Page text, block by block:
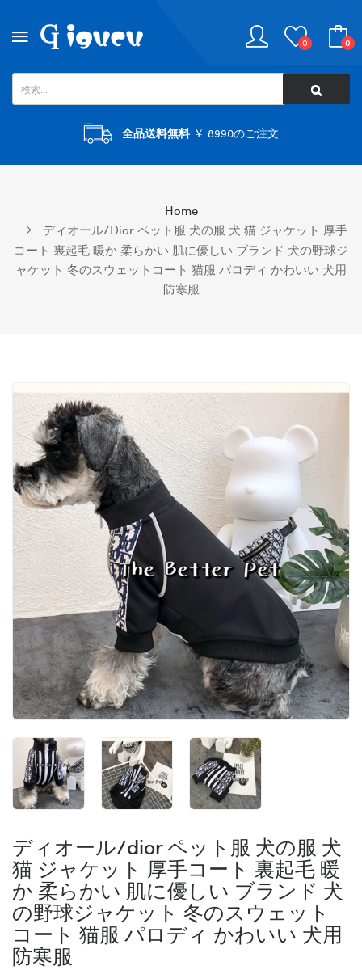
0 0
全品送料無料￥ 8990のご注文
Home
ディオール/dior ペット服 犬の服 犬 猫 ジャケット 厚手
コート 裏起毛 暖か 柔らかい 肌に優しい ブランド 犬の野球ジ
ャケット 冬のスウェットコート 猫服 パロディ かわいい 犬用
防寒服
ディオール/dior ペット服 犬の服 犬
猫 ジャケット 厚手コート 裏起毛 暖
か 柔らかい 肌に優しい ブランド 犬
の野球ジャケット 冬のスウェット
コート 猫服 パロディ かわいい 犬用
防寒服